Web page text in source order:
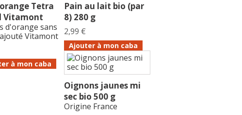
Tetra
Vitamont
d'orange sans
Vitamont
à mon caba
Pain au lait bio (par
8) 280 g
2,99 €
Ajouter à mon caba
Oignons jaunes mi
sec bio 500 g
Origine France